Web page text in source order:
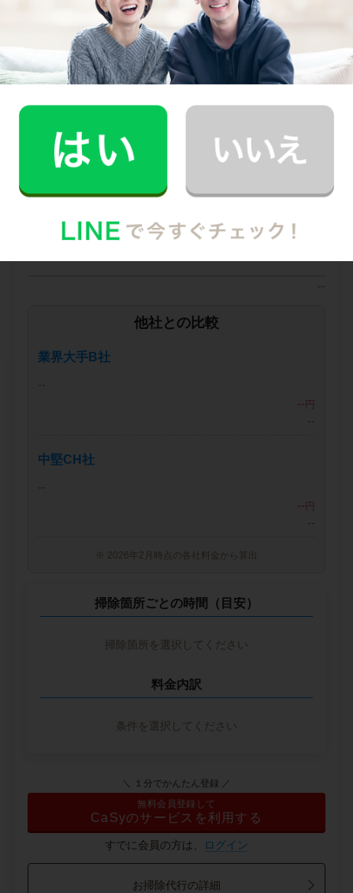
キャストの指名
お見積り内容
0時間
--
他社との比較
業界大手B社
--
-- 円
--
中堅CH社
--
-- 円
--
※ 2026年2月時点の各社料金から算出
掃除箇所ごとの時間（目安）
掃除箇所を選択してください
料金内訳
条件を選択してください
＼ １分でかんたん登録 ／
無料会員登録して
CaSyのサービスを利用する
すでに会員の方は、 ログイン
お掃除代行の詳細